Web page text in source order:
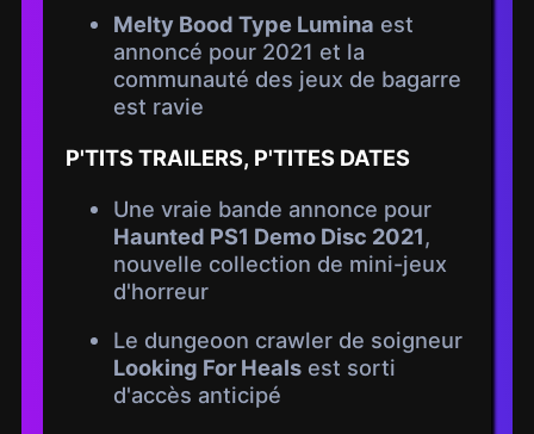
Melty Bood Type Lumina est
annoncé pour 2021 et la
communauté des jeux de bagarre
est ravie
P'TITS TRAILERS, P'TITES DATES
Une vraie bande annonce pour
Haunted PS1 Demo Disc 2021,
nouvelle collection de mini-jeux
d'horreur
Le dungeoon crawler de soigneur
Looking For Healsest sorti
d'accès anticipé